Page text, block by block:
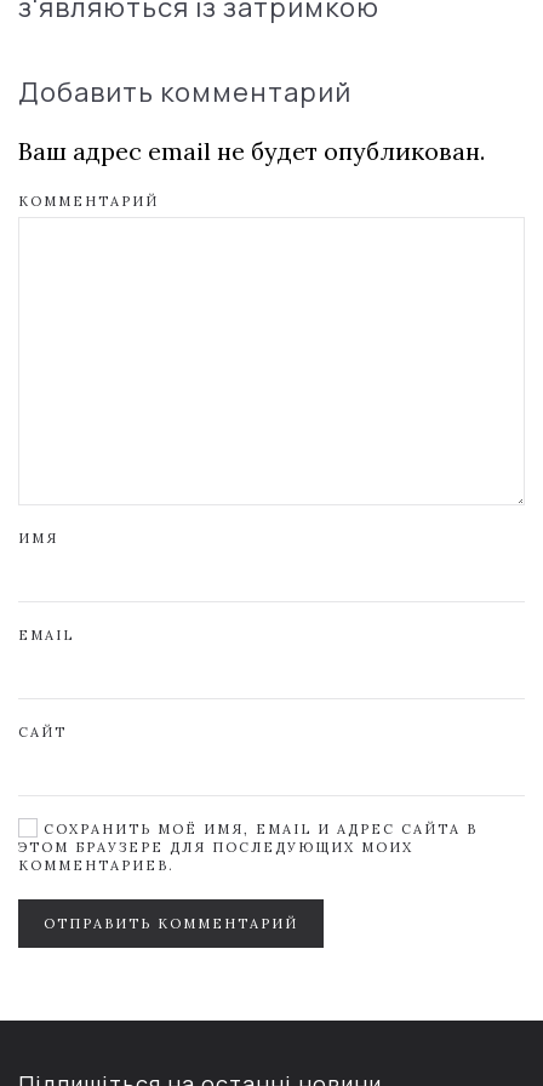
Добавить комментарий
Ваш адрес email не будет опубликован.
КОММЕНТАРИЙ
ИМЯ
EMAIL
САЙТ
СОХРАНИТЬ МОЁ ИМЯ, EMAIL И АДРЕС САЙТА В
ЭТОМ БРАУЗЕРЕ ДЛЯ ПОСЛЕДУЮЩИХ МОИХ
КОММЕНТАРИЕВ.
ОТПРАВИТЬ КОММЕНТАРИЙ